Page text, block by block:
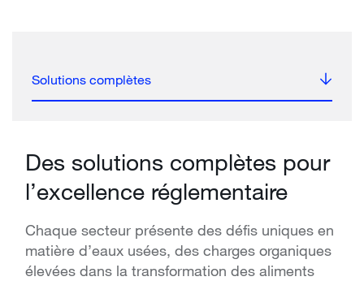
Solutions complètes
Des solutions complètes pour
l’excellence réglementaire
Chaque secteur présente des défis uniques en
matière d’eaux usées, des charges organiques
élevées dans la transformation des aliments